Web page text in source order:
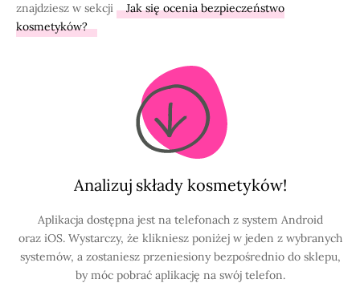
znajdziesz w sekcji
Jak się ocenia bezpieczeństwo
kosmetyków?
Analizuj składy kosmetyków!
Aplikacja dostępna jest na telefonach z system Android
oraz iOS. Wystarczy, że klikniesz poniżej w jeden z wybranych
systemów, a zostaniesz przeniesiony bezpośrednio do sklepu,
by móc pobrać aplikację na swój telefon.